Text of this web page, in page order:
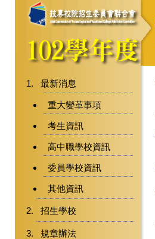
最新消息
重大變革事項
考生資訊
高中職學校資訊
委員學校資訊
其他資訊
招生學校
規章辦法